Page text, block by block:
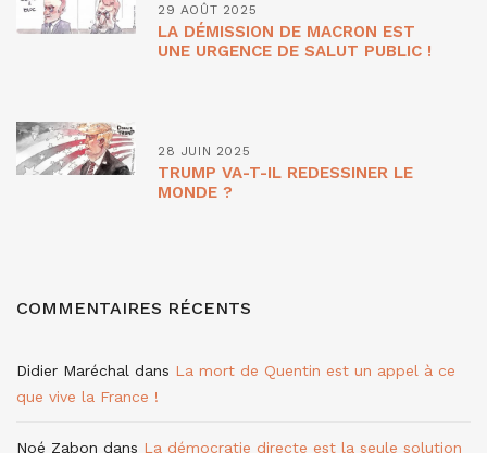
29 AOÛT 2025
LA DÉMISSION DE MACRON EST
UNE URGENCE DE SALUT PUBLIC !
28 JUIN 2025
TRUMP VA-T-IL REDESSINER LE
MONDE ?
COMMENTAIRES RÉCENTS
Didier Maréchal dans La mort de Quentin est un appel à ce
que vive la France !
Noé Zabon dans La démocratie directe est la seule solution